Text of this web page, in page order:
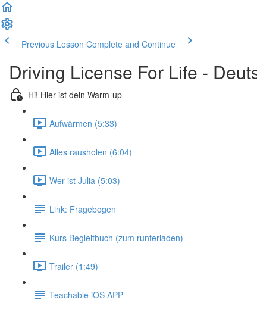
Previous Lesson Complete and Continue
Driving License For Life -
Hi! Hier ist dein Warm-up
Aufwärmen (5:33)
Alles rausholen (6:04)
Wer ist Julia (5:03)
Link: Fragebogen
Kurs Begleitbuch (zum runterladen)
Trailer (1:49)
Teachable iOS APP